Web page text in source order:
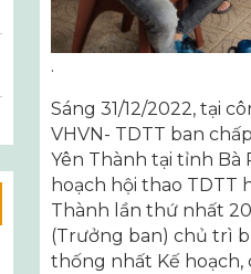
.
Sáng 31/12/2022, tại
VHVN- TDTT ban
Yên Thành tại tỉnh Bà
hoạch hội thao TDTT
Thành lần thứ nhất
(Trưởng ban) chủ trì
thống nhất Kế